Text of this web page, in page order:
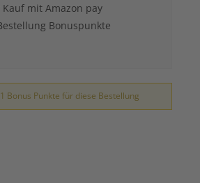
mit Amazon pay
Bonuspunkte
Bonus Punkte für diese Bestellung